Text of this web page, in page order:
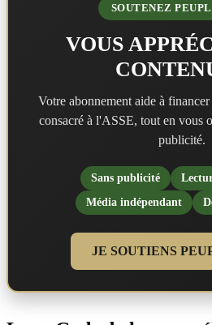
SOUTENEZ
VOUS
Votre abonnement aide à
consacré à l'ASSE, tout en vous
publicité.
Sans publicité
Média indépendant
JE SOUTIENS